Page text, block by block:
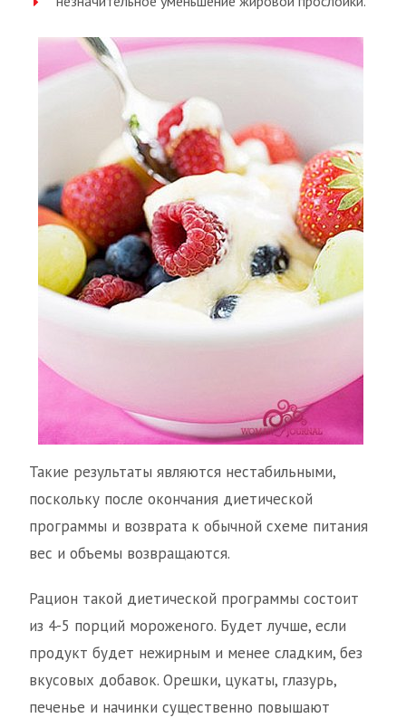
Такие результаты являются нестабильными,
поскольку после окончания диетической
программы и возврата к обычной схеме питания
вес и объемы возвращаются.
Рацион такой диетической программы состоит
из 4-5 порций мороженого. Будет лучше, если
продукт будет нежирным и менее сладким, без
вкусовых добавок. Орешки, цукаты, глазурь,
печенье и начинки существенно повышают